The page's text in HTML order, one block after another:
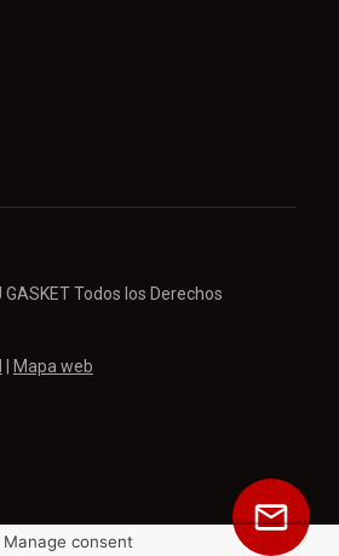
Todos los Derechos
Mapa web
Manage consent